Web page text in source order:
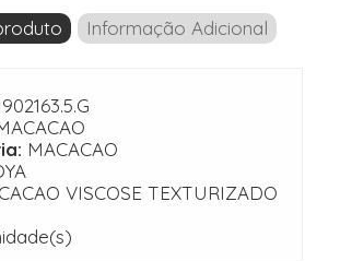
Informação Adicional
MACACAO
VISCOSE TEXTURIZADO